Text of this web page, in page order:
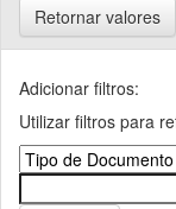
Retornar valores
Adicionar filtros:
Utilizar filtros para